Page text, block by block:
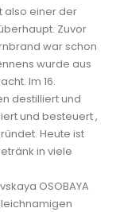
also einer der
Zuvor
war schon
wurde aus
Im 16.
destilliert und
und besteuert ,
Heute ist
in viele
OSOBAYA